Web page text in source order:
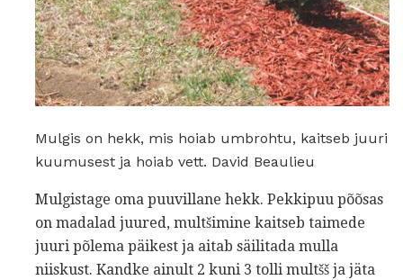
Mulgis on hekk, mis hoiab umbrohtu, kaitseb juuri
kuumusest ja hoiab vett. David Beaulieu
Mulgistage oma puuvillane hekk. Pekkipuu põõsas
on madalad juured, multšimine kaitseb taimede
juuri põlema päikest ja aitab säilitada mulla
niiskust. Kandke ainult 2 kuni 3 tolli multšš ja jäta